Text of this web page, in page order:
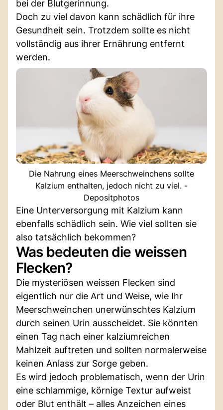
bei der Blutgerinnung.
Doch zu viel davon kann schädlich für ihre
Gesundheit sein. Trotzdem sollte es nicht
vollständig aus ihrer Ernährung entfernt
werden.
Die Nahrung eines Meerschweinchens sollte
Kalzium enthalten, jedoch nicht zu viel. -
Depositphotos
Eine Unterversorgung mit Kalzium kann
ebenfalls schädlich sein. Wie viel sollten sie
also tatsächlich bekommen?
Was bedeuten die weissen
Flecken?
Die mysteriösen weissen Flecken sind
eigentlich nur die Art und Weise, wie Ihr
Meerschweinchen unerwünschtes Kalzium
durch seinen Urin ausscheidet. Sie könnten
einen Tag nach einer kalziumreichen
Mahlzeit auftreten und sollten normalerweise
keinen Anlass zur Sorge geben.
Es wird jedoch problematisch, wenn der Urin
eine schlammige, körnige Textur aufweist
oder Blut enthält – alles Anzeichen eines